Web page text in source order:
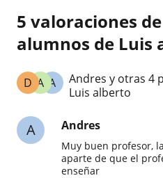
5 valoraciones
alumnos de Luis
A
A
D
Andres y otras 4
Luis alberto
A Andres
Muy buen profesor,
aparte de que el
enseñar